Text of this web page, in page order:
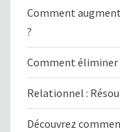
Comment
?
Comment éliminer
Relationnel :
Découvrez